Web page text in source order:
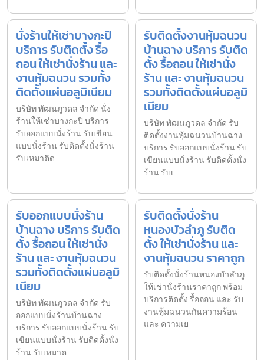
นั่งร้านให้เช่าบางกะปิ
บริการ รับติดตั้ง รื้อ
ถอน ให้เช่านั่งร้าน และ
งานหุ้มฉนวน รวมทั้ง
ติดตั้งแผ่นอลูมิเนียม
บริษัท พัฒนภูวดล จำกัด นั่ง
ร้านให้เช่าบางกะปิ บริการ
รับออกแบบนั่งร้าน รับเขียน
แบบนั่งร้าน รับติดตั้งนั่งร้าน
รับเหมาติด
รับติดตั้งงานหุ้มฉนวน
บ้านฉาง บริการ รับติด
ตั้ง รื้อถอน ให้เช่านั่ง
ร้าน และ งานหุ้มฉนวน
รวมทั้งติดตั้งแผ่นอลูมิ
เนียม
บริษัท พัฒนภูวดล จำกัด รับ
ติดตั้งงานหุ้มฉนวนบ้านฉาง
บริการ รับออกแบบนั่งร้าน รับ
เขียนแบบนั่งร้าน รับติดตั้งนั่ง
ร้าน รับเ
รับออกแบบนั่งร้าน
บ้านฉาง บริการ รับติด
ตั้ง รื้อถอน ให้เช่านั่ง
ร้าน และ งานหุ้มฉนวน
รวมทั้งติดตั้งแผ่นอลูมิ
เนียม
บริษัท พัฒนภูวดล จำกัด รับ
ออกแบบนั่งร้านบ้านฉาง
บริการ รับออกแบบนั่งร้าน รับ
เขียนแบบนั่งร้าน รับติดตั้งนั่ง
ร้าน รับเหมาต
รับติดตั้งนั่งร้าน
หนองบัวลำภู รับติด
ตั้ง ให้เช่านั่งร้าน และ
งานหุ้มฉนวน ราคาถูก
รับติดตั้งนั่งร้านหนองบัวลำภู
ให้เช่านั่งร้านราคาถูก พร้อม
บริการติดตั้ง รื้อถอน และ รับ
งานหุ้มฉนวนกันความร้อน
และ ความเย